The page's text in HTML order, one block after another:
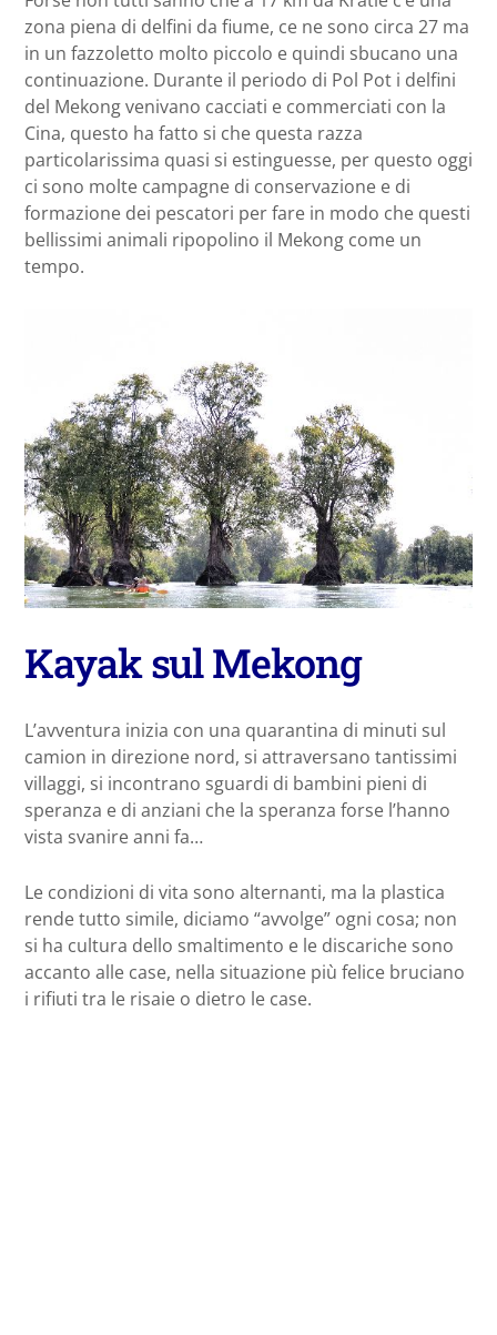
zona piena di delfini da fiume, ce ne sono circa 27 ma
in un fazzoletto molto piccolo e quindi sbucano una
continuazione. Durante il periodo di Pol Pot i delfini
del Mekong venivano cacciati e commerciati con la
Cina, questo ha fatto si che questa razza
particolarissima quasi si estinguesse, per questo oggi
ci sono molte campagne di conservazione e di
formazione dei pescatori per fare in modo che questi
bellissimi animali ripopolino il Mekong come un
tempo.
Kayak sul Mekong
L’avventura inizia con una quarantina di minuti sul
camion in direzione nord, si attraversano tantissimi
villaggi, si incontrano sguardi di bambini pieni di
speranza e di anziani che la speranza forse l’hanno
vista svanire anni fa…
Le condizioni di vita sono alternanti, ma la plastica
rende tutto simile, diciamo “avvolge” ogni cosa; non
si ha cultura dello smaltimento e le discariche sono
accanto alle case, nella situazione più felice bruciano
i rifiuti tra le risaie o dietro le case.